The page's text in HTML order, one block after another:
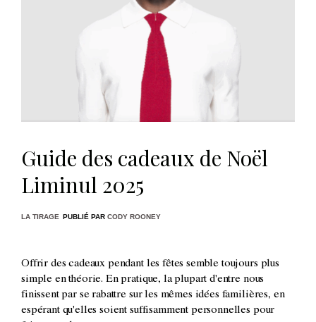
Guide des cadeaux de Noël
Liminul 2025
LA TIRAGE PUBLIÉ PAR CODY ROONEY
Offrir des cadeaux pendant les fêtes semble toujours plus
simple en théorie. En pratique, la plupart d'entre nous
finissent par se rabattre sur les mêmes idées familières, en
espérant qu'elles soient suffisamment personnelles pour